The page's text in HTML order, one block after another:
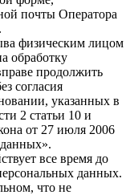
почты Оператора
физическим лицом
обработку
продолжить
согласия
указанных в
2 статьи 10 и
от 27 июля 2006
все время до
данных.
что не